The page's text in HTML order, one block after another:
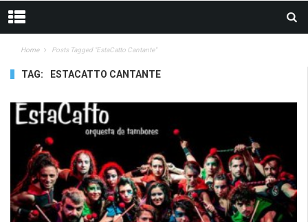
Home Posts Tagged "EstaCatto Cantante"
TAG: ESTACATTO CANTANTE